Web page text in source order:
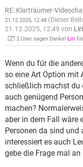
RE: Klarträumer-
21.12.2025, 12:48 (Dieser
21.12.2025, 12:49 von Liri
2 User sagen Danke! Liri
Wenn du für die
so eine Art Option mit
schließlich machst du
auch genügend
machen?
aber in dem Fall wäre
Personen da sind
interessiert es auch
gebe die Frage mal